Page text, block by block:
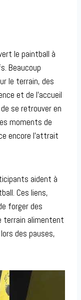
le paintball à
Beaucoup
le terrain, des
et de l’accueil
se retrouver en
moments de
encore l’attrait
aident à
Ces liens,
forger des
terrain alimentent
des pauses,